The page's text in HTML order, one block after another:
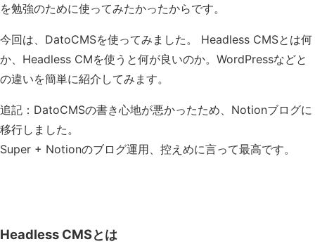
を勉強のために使ってみたかったからです。
今回は、DatoCMSを使ってみました。 Headless CMSとは何
か、Headless CMを使うと何が良いのか。WordPressなどと
の違いを簡単に紹介してみます。
追記：DatoCMSの書き心地が悪かったため、Notionブログに
移行しました。
Super + Notionのブログ運用、控えめに言って最高です。
Headless CMSとは